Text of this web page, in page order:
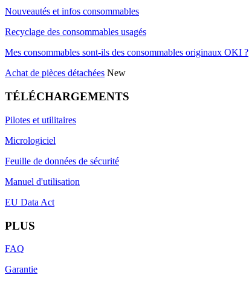
Nouveautés et infos consommables
Recyclage des consommables usagés
Mes consommables sont-ils des consommables originaux OKI ?
Achat de pièces détachées New
TÉLÉCHARGEMENTS
Pilotes et utilitaires
Micrologiciel
Feuille de données de sécurité
Manuel d'utilisation
EU Data Act
PLUS
FAQ
Garantie